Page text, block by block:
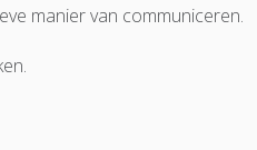
manier van communiceren.